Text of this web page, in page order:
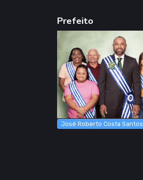
Prefeito
José Roberto Costa Santos